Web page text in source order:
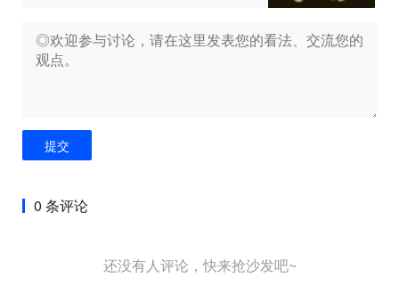
提交
0 条评论
还没有人评论，快来抢沙发吧~